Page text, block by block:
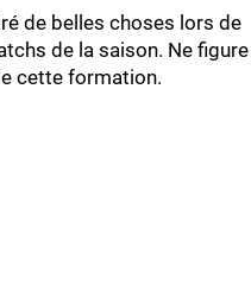
de belles choses lors de
de la saison. Ne figure
cette formation.